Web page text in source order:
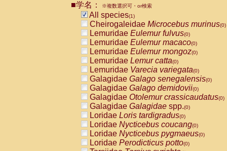
CebidaeCebus nigrivittatus
CebidaeCebus
CebidaeSaimiri boliviensis(0)
CebidaeSaimiri sciureus(0)
AtelidaeAlouatta caraya(0)
AtelidaeAlouatta fusca(0)
AtelidaeAlouatta seniculus
AtelidaeAlouattaspp.(0)
AtelidaeAteles belzebuth(0)
AtelidaeAteles geoffroyi(0)
AtelidaeAteles paniscus(0)
AtelidaeAtelesspp.(0)
Atelidae Lagothrix lagothricha
AtelidaeLagothrix lagothricha cana
PitheciidaeCacajao calvus
PitheciidaeCallicebus cupreus
■学名： ※複数選択可・or検索
All species(1)
Cheirogaleidae Microcebus murinus(0)
Lemuridae Eulemur fulvus(0)
Lemuridae Eulemur macaco(0)
Lemuridae Eulemur mongoz(0)
Lemuridae Lemur catta(0)
Lemuridae Varecia variegata(0)
Galagidae Galago senegalensis(0)
Galagidae Galago demidovii(0)
Galagidae Otolemur crassicaudatus(0)
Galagidae Galagidae spp.(0)
Loridae Loris tardigradus(0)
Loridae Nycticebus coucang(0)
Loridae Nycticebus pygmaeus(0)
Loridae Perodicticus potto(0)